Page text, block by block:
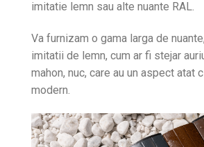
imitatie lemn sau alte nuante RAL.
Va furnizam o gama larga de
imitatii de lemn, cum ar fi stejar
mahon, nuc, care au un aspect atat
modern.